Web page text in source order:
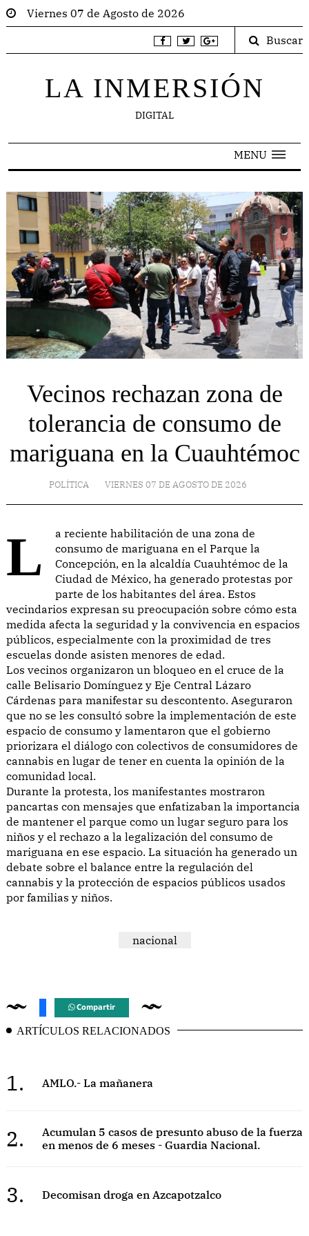
Viernes 07 de Agosto de 2026
Buscar
LA INMERSIÓN
DIGITAL
MENU
Vecinos rechazan zona de
tolerancia de consumo de
mariguana en la Cuauhtémoc
POLÍTICA VIERNES 07 DE AGOSTO DE 2026
La reciente habilitación de una zona de
consumo de mariguana en el Parque la
Concepción, en la alcaldía Cuauhtémoc de la
Ciudad de México, ha generado protestas por
parte de los habitantes del área. Estos
vecindarios expresan su preocupación sobre cómo esta
medida afecta la seguridad y la convivencia en espacios
públicos, especialmente con la proximidad de tres
escuelas donde asisten menores de edad.
Los vecinos organizaron un bloqueo en el cruce de la
calle Belisario Domínguez y Eje Central Lázaro
Cárdenas para manifestar su descontento. Aseguraron
que no se les consultó sobre la implementación de este
espacio de consumo y lamentaron que el gobierno
priorizara el diálogo con colectivos de consumidores de
cannabis en lugar de tener en cuenta la opinión de la
comunidad local.
Durante la protesta, los manifestantes mostraron
pancartas con mensajes que enfatizaban la importancia
de mantener el parque como un lugar seguro para los
niños y el rechazo a la legalización del consumo de
mariguana en ese espacio. La situación ha generado un
debate sobre el balance entre la regulación del
cannabis y la protección de espacios públicos usados
por familias y niños.
nacional
Compartir
ARTÍCULOS RELACIONADOS
1. AMLO.- La mañanera
2.
Acumulan 5 casos de presunto abuso de la fuerza
en menos de 6 meses - Guardia Nacional.
3. Decomisan droga en Azcapotzalco